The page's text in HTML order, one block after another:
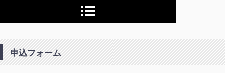
申込フォーム